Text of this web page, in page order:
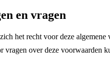
en vragen
het recht voor deze
vragen over deze voorwaarden